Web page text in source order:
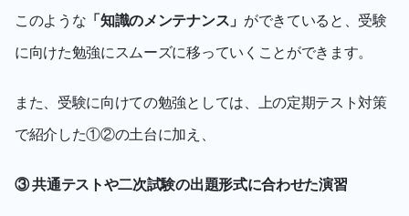
このような 「知識のメンテナンス」 ができていると、受験
に向けた勉強にスムーズに移っていくことができます。
また、受験に向けての勉強としては、上の定期テスト対策
で紹介した①②の土台に加え、
③ 共通テストや二次試験の出題形式に合わせた演習